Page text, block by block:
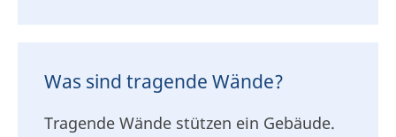
Was sind tragende Wände?
Tragende Wände stützen ein Gebäude.